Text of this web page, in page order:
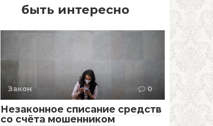
быть интересно
Закон 0
Незаконное списание средств
со счёта мошенником